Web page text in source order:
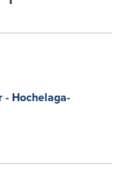
Hochelaga-